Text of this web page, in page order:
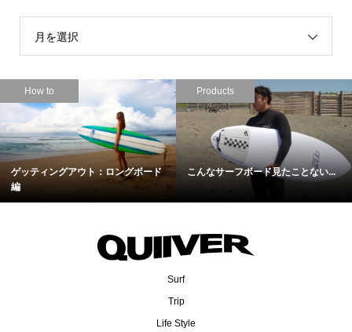
月を選択
How to
ゲッティングアウト：ロングボード
編
Products
こんなサーフボード見たことない...
Surf
Trip
Life Style